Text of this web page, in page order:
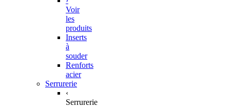
Voir
les
produits
Inserts
à
souder
Renforts
acier
Serrurerie
‹
Serrurerie